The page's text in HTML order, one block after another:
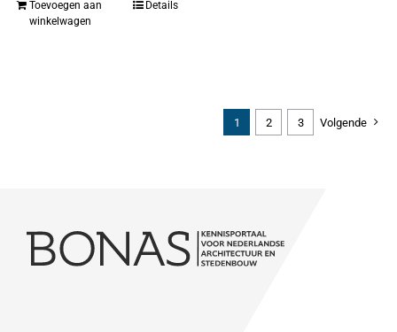
Toevoegen aan
winkelwagen
Details
1 2 3 Volgende